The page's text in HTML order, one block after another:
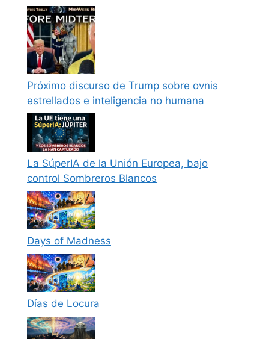
Próximo discurso de Trump sobre ovnis
estrellados e inteligencia no humana
La SúperIA de la Unión Europea, bajo
control Sombreros Blancos
Days of Madness
Días de Locura